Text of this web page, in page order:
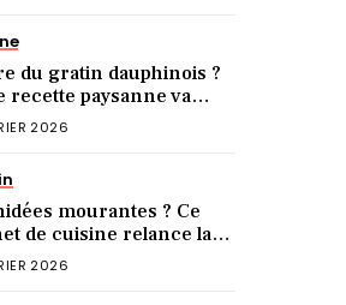
du gratin dauphinois ?
recette paysanne va
vos volailles
2026
mourantes ? Ce
de cuisine relance la
en 3 jours !
2026